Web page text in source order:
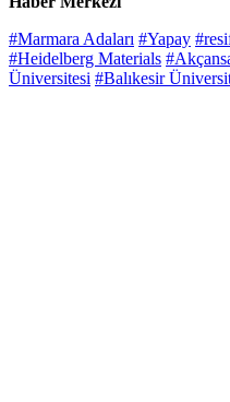
#Marmara Adaları #Yapay
#Heidelberg Materials
Üniversitesi #Balıkesir